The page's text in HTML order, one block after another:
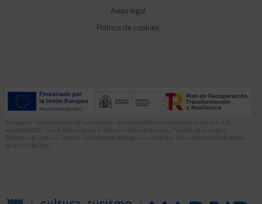
Aviso legal
Política de cookies
El proyecto “Implementación de herramientas de Gestión Editorial en Ediciones Encuentro, S.A.
anualidad 2022” ha sido financiado por la Dirección General del Libro y Fomento de la Lectura,
Ministerio de Cultura y Deporte. La finalidad de este apoyo es contribuir a la modernización de pymes
del sector del libro.